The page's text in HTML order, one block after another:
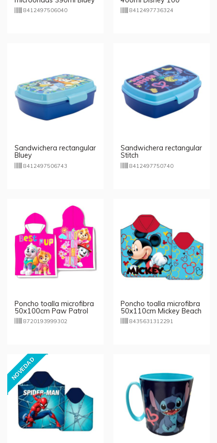
8412497506040 8412497736324
Sandwichera rectangular
Bluey
8412497506743
Sandwichera rectangular
Stitch
8412497750740
Poncho toalla microfibra
50x100cm Paw Patrol
Girls8720193999302
Poncho toalla microfibra
50x110cm Mickey Beach
8435631312291
NOVEDAD